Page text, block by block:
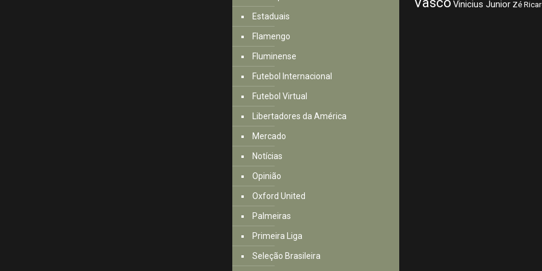
Estaduais
Flamengo
Fluminense
Futebol Internacional
Futebol Virtual
Libertadores da América
Mercado
Notícias
Opinião
Oxford United
Palmeiras
Primeira Liga
Seleção Brasileira
Vinicius Junior Zé